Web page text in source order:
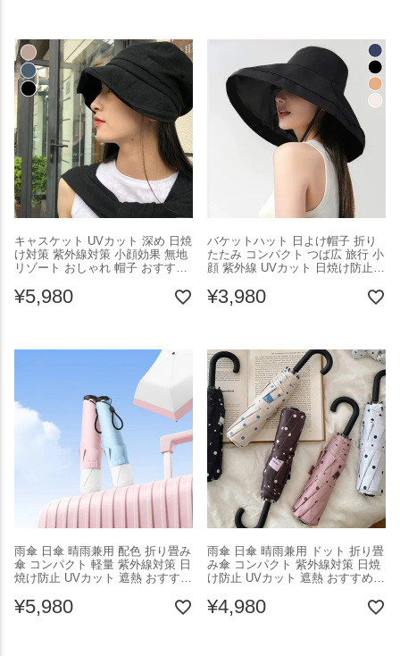
キャスケット UVカット 深め 日焼
け対策 紫外線対策 小顔効果 無地
リゾート おしゃれ 帽子 おすすめ
気 プチプラ 韓国ファッション
【azk604-106】【即納：1-5営業
¥5,980
バケットハット 日よけ帽子 折り
たたみ コンパクト つば広 旅行 小
顔 紫外線 UVカット 日焼け防止
レ トレンド 人気 プチプラ 韓国フ
ァッション 【azk604-105】【予
¥3,980
雨傘 日傘 晴雨兼用 配色 折り畳み
傘 コンパクト 軽量 紫外線対策 日
焼け防止 UVカット 遮熱 おすすめ
気 プチプラ 韓国ファッション
【azk604-104】【即納：1-5営業
¥5,980
雨傘 日傘 晴雨兼用 ドット 折り畳
み傘 コンパクト 紫外線対策 日焼
け防止 UVカット 遮熱 おすすめ
気 プチプラ 韓国ファッション
【azk604-101】【予約販売：15-
¥4,980